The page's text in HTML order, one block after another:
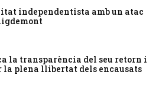
independentista amb un atac
la transparència del seu retorn i
la plena llibertat dels encausats